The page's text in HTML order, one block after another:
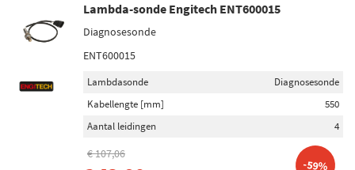
Lambda-sonde Engitech ENT600015
Diagnosesonde
ENT600015
Lambdasonde
Diagnosesonde
Kabellengte [mm]
550
Aantal leidingen
4
€ 107,06
-59%